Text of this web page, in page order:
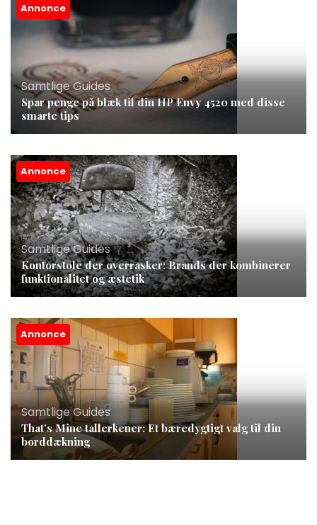
Annonce
Samtlige Guides
Spar penge på blæk til din HP Envy 4520 med disse
smarte tips
Annonce
Samtlige Guides
Kontorstole der overrasker: Brands der kombinerer
funktionalitet og æstetik
Annonce
Samtlige Guides
That’s Mine tallerkener: Et bæredygtigt valg til din
borddækning